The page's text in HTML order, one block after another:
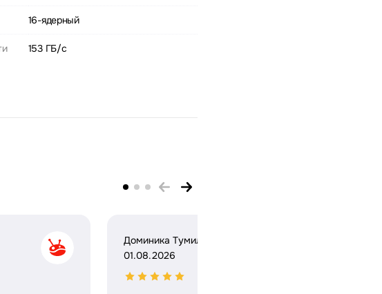
16-ядерный
153 ГБ/с
Доминика Тумило
01.08.2026